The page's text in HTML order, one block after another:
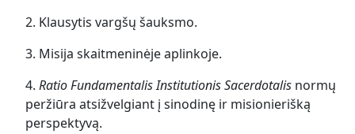
2. Klausytis vargšų šauksmo.
3. Misija skaitmeninėje aplinkoje.
4. Ratio Fundamentalis Institutionis Sacerdotalis normų
peržiūra atsižvelgiant į sinodinę ir misionierišką
perspektyvą.